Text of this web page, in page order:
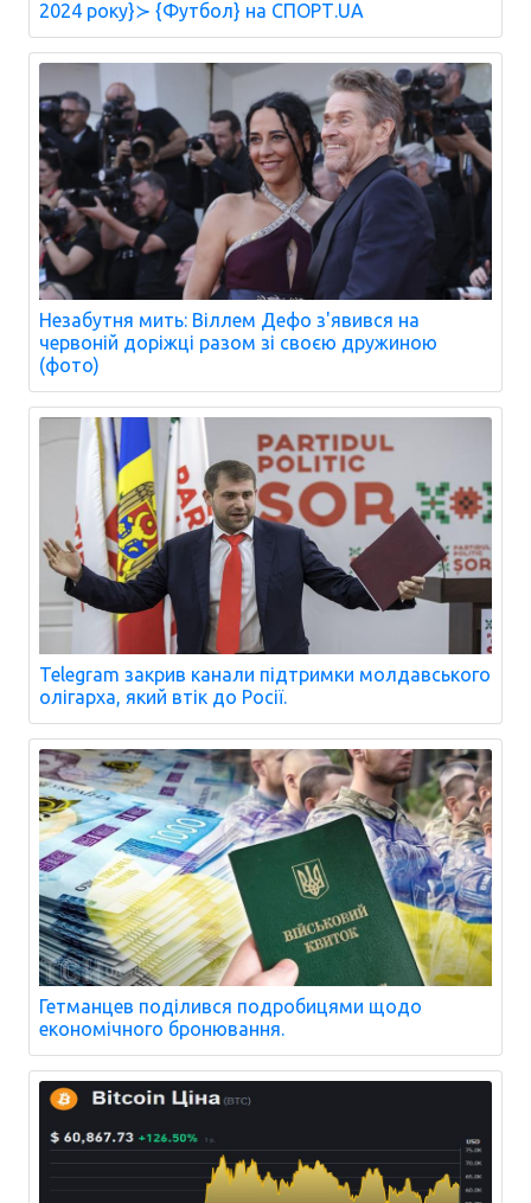
2024 року}≻ {Футбол} на СПОРТ.UA
Незабутня мить: Віллем Дефо з'явився на
червоній доріжці разом зі своєю дружиною
(фото)
Telegram закрив канали підтримки молдавського
олігарха, який втік до Росії.
Гетманцев поділився подробицями щодо
економічного бронювання.